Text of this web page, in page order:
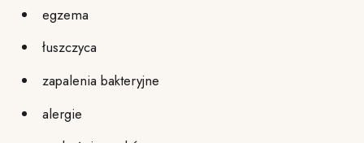
egzema
łuszczyca
zapalenia bakteryjne
alergie